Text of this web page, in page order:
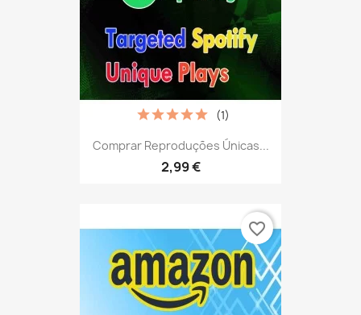
Comprar Reproduções Únicas...
2,99 €
(1)
favorite_border